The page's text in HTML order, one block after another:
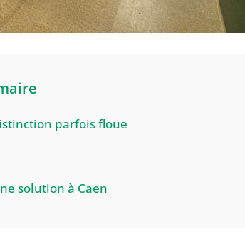
parfois floue
solution à Caen